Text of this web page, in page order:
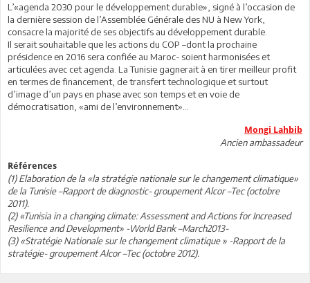
L’«agenda 2030 pour le développement durable», signé à l’occasion de
la dernière session de l’Assemblée Générale des NU à New York,
consacre la majorité de ses objectifs au développement durable.
Il serait souhaitable que les actions du COP –dont la prochaine
présidence en 2016 sera confiée au Maroc- soient harmonisées et
articulées avec cet agenda. La Tunisie gagnerait à en tirer meilleur profit
en termes de financement, de transfert technologique et surtout
d’image d’un pays en phase avec son temps et en voie de
démocratisation, «ami de l’environnement»…
Mongi Lahbib
Ancien ambassadeur
Références
(1) Elaboration de la «la stratégie nationale sur le changement climatique»
de la Tunisie –Rapport de diagnostic- groupement Alcor –Tec (octobre
2011).
(2) «Tunisia in a changing climate: Assessment and Actions for Increased
Resilience and Development» -World Bank –March2013-
(3) «Stratégie Nationale sur le changement climatique » -Rapport de la
stratégie- groupement Alcor –Tec (octobre 2012).